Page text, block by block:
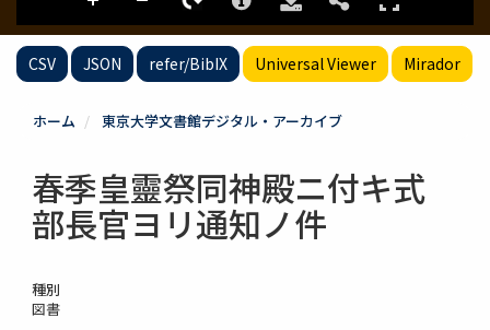
CSV JSON refer/BibIX Universal Viewer Mirador
ホーム 東京大学文書館デジタル・アーカイブ
春季皇靈祭同神殿ニ付キ式
部長官ヨリ通知ノ件
種別
図書